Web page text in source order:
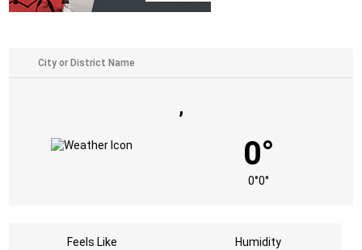
,
0°
0°0°
Feels Like
Humidity